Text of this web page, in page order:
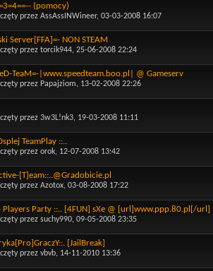
(pomocy)
przez AssAssINWineer, 03-03-2008 16:07
Server[FFA]=- NON STEAM
przez torcik944, 25-06-2008 22:24
TeaM=-|www.speedteam.boo.pl| @ Gameserv
przez Papajziom, 13-02-2008 22:26
przez 3w3L!nk3, 19-03-2008 11:11
TeamPlay ::..
przez orok, 12-07-2008 13:42
[T]eam::..@Gradobicie.pl
przez Azotox, 03-08-2008 17:22
Players Party ::.. [4FUN] sXe @ [url]www.ppp.80.pl[/url]
przez suchy990, 09-05-2008 23:35
[JailBreak]
przez vbvb, 14-11-2010 13:36